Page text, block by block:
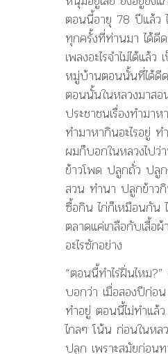
ตอนนี้อายุ 78 ปีแล้ว ไ
ทุกครั้งที่ท่านมา ได้ดี
เพลงอะไรจำไม่ได้แล้ว
หมู่บ้านตอนนั้นที่ได้ดี
ตอนนั้นในหลวงมาส
ประชาชนเรื่องทำมา
ทำมาหากินอะไรอยู่ ท
ผมก็บอกในหลวงไปว่
ข้าวโพด ปลูกถั่ว ปลู
สวน ทำนา ปลูกข้าวกิ
ซื้อกิน ไก่ก็เหมือนกัน
ตลาดแค่เกลือกับเสื้อผ้
อะไรซักอย่าง
“ตอนนี้ทำไร่ฝิ่นไหม
บอกว่า เมื่อสองปีก่
ทำอยู่ ตอนนี้ไม่ทำแล้
ไกลๆ โน้น ก่อนในหล
ปลูก เพราะสมัยก่อน